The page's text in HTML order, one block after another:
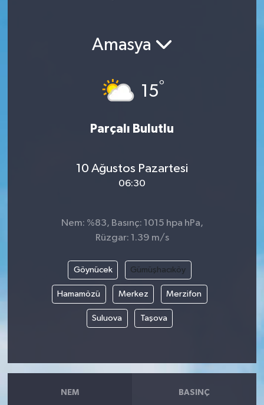
Amasya
15°
Parçalı Bulutlu
10 Ağustos Pazartesi
06:30
Nem: %83, Basınç: 1015 hpa hPa,
Rüzgar: 1.39 m/s
Göynücek Gümüşhacıköy
Hamamözü Merkez Merzifon
Suluova Taşova
NEM BASINÇ